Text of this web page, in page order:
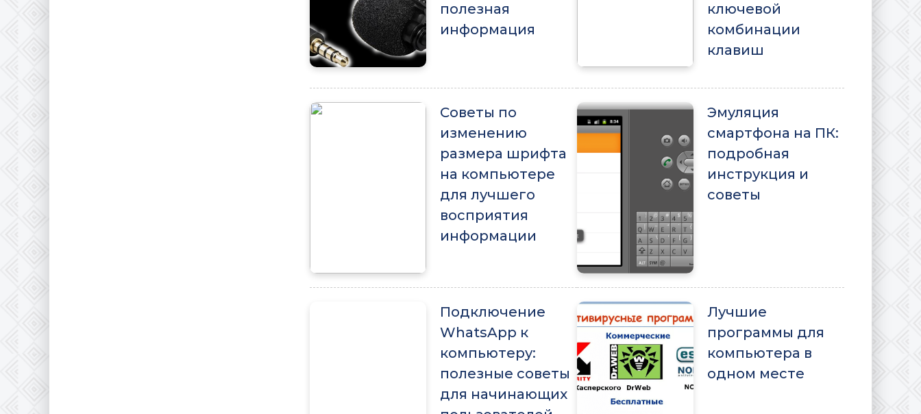
полезная
информация
ключевой
комбинации
клавиш
Советы по
изменению
размера шрифта
на компьютере
для лучшего
восприятия
информации
Эмуляция
смартфона на ПК:
подробная
инструкция и
советы
Подключение
WhatsApp к
компьютеру:
полезные советы
для начинающих
Лучшие
программы для
компьютера в
одном месте